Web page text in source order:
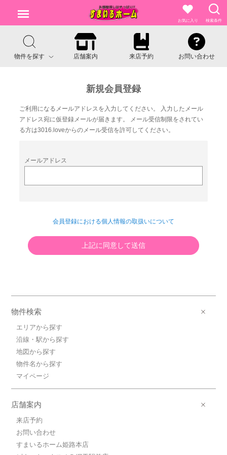
お気に入り 検索条件
物件を探す 店舗案内 来店予約 お問い合わせ
新規会員登録
ご利用になるメールアドレスを入力してください。
入力したメール
アドレス宛に仮登録メールが届きます。
メール受信制限をされてい
る方は3016.loveからのメール受信を許可してください。
メールアドレス
会員登録における個人情報の取扱いについて
上記に同意して送信
物件検索
エリアから探す
沿線・駅から探す
地図から探す
物件名から探す
マイページ
店舗案内
来店予約
お問い合わせ
すまいるホーム姫路本店